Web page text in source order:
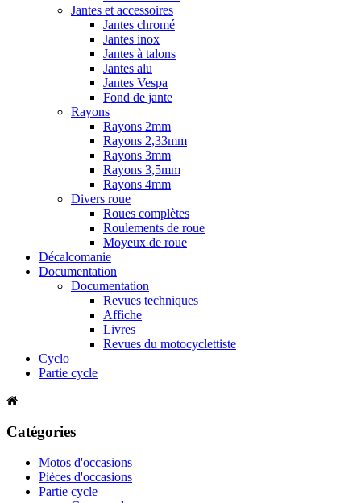
Jantes et accessoires
Jantes chromé
Jantes inox
Jantes à talons
Jantes alu
Jantes Vespa
Fond de jante
Rayons
Rayons 2mm
Rayons 2,33mm
Rayons 3mm
Rayons 3,5mm
Rayons 4mm
Divers roue
Roues complètes
Roulements de roue
Moyeux de roue
Décalcomanie
Documentation
Documentation
Revues techniques
Affiche
Livres
Revues du motocyclettiste
Cyclo
Partie cycle
Catégories
Motos d'occasions
Pièces d'occasions
Partie cycle